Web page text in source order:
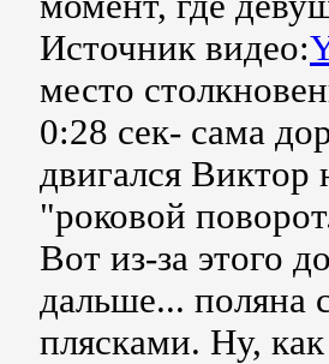
Источник видео:
место
0:28 сек- сама
двигался
"роковой
Вот из-за этого
дальше...
плясками. Ну,